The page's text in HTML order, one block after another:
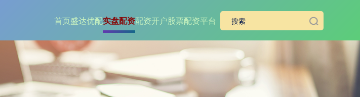
首页盛达优配实盘配资配资开户股票配资平台